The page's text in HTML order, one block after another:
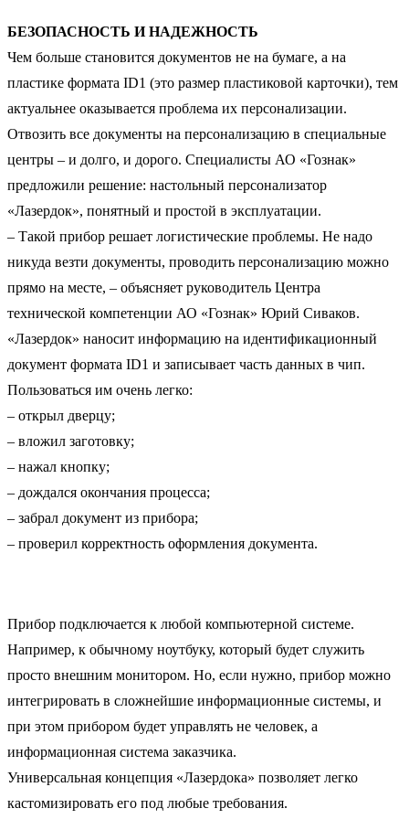
БЕЗОПАСНОСТЬ И НАДЕЖНОСТЬ
Чем больше становится документов не на бумаге, а на
пластике формата ID1 (это размер пластиковой карточки), тем
актуальнее оказывается проблема их персонализации.
Отвозить все документы на персонализацию в специальные
центры – и долго, и дорого. Специалисты АО «Гознак»
предложили решение: настольный персонализатор
«Лазердок», понятный и простой в эксплуатации.
– Такой прибор решает логистические проблемы. Не надо
никуда везти документы, проводить персонализацию можно
прямо на месте, – объясняет руководитель Центра
технической компетенции АО «Гознак» Юрий Сиваков.
«Лазердок» наносит информацию на идентификационный
документ формата ID1 и записывает часть данных в чип.
Пользоваться им очень легко:
– открыл дверцу;
– вложил заготовку;
– нажал кнопку;
– дождался окончания процесса;
– забрал документ из прибора;
– проверил корректность оформления документа.
Прибор подключается к любой компьютерной системе.
Например, к обычному ноутбуку, который будет служить
просто внешним монитором. Но, если нужно, прибор можно
интегрировать в сложнейшие информационные системы, и
при этом прибором будет управлять не человек, а
информационная система заказчика.
Универсальная концепция «Лазердока» позволяет легко
кастомизировать его под любые требования.